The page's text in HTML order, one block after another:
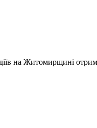
на Житомирщині